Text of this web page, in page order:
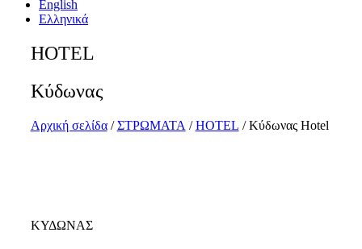
BABY
HOTEL
English
Ελληνικά
HOTEL
Κύδωνας
Αρχική σελίδα/ΣΤΡΩΜΑΤΑ /HOTEL / Κύδωνας Ηοtel
ΚΥΔΩΝΑΣ